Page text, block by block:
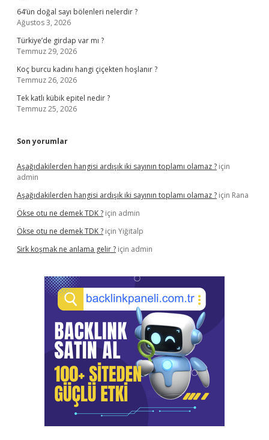
64’ün doğal sayı bölenleri nelerdir ?
Ağustos 3, 2026
Türkiye’de girdap var mı ?
Temmuz 29, 2026
Koç burcu kadını hangi çiçekten hoşlanır ?
Temmuz 26, 2026
Tek katlı kübik epitel nedir ?
Temmuz 25, 2026
Son yorumlar
Aşağıdakilerden hangisi ardışık iki sayının toplamı olamaz ? için
admin
Aşağıdakilerden hangisi ardışık iki sayının toplamı olamaz ? için Rana
Ökse otu ne demek TDK ? için admin
Ökse otu ne demek TDK ? için Yiğitalp
Sirk koşmak ne anlama gelir ? için admin